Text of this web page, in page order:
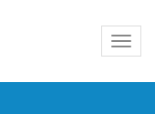
Odpri
meni